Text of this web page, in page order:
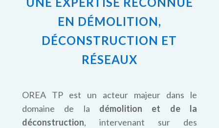
EN DÉMOLITION,
DÉCONSTRUCTION ET
RÉSEAUX
OREA TP est un acteur majeur dans le
domaine de la démolition et de la
déconstruction, intervenant sur des